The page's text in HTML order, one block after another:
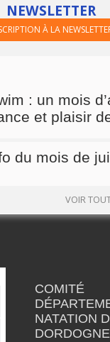
NEWSLETTER
À LA
: un mois
et plaisir
du mois de
VOIR
COMITÉ
NATATION